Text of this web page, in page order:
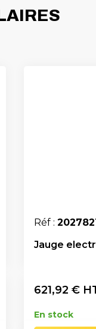
Réf :
Jauge
621,92 €
En stock